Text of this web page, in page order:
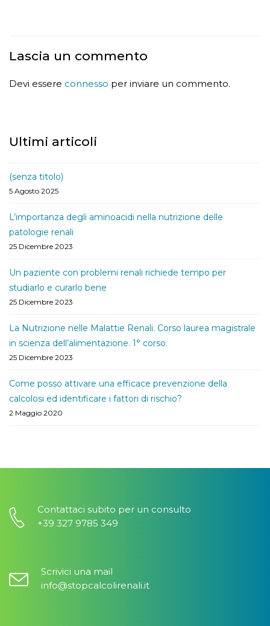
Lascia un commento
Devi essere connesso per inviare un commento.
Ultimi articoli
(senza titolo)
5 Agosto 2025
L’importanza degli aminoacidi nella nutrizione delle
patologie renali
25 Dicembre 2023
Un paziente con problemi renali richiede tempo per
studiarlo e curarlo bene
25 Dicembre 2023
La Nutrizione nelle Malattie Renali. Corso laurea magistrale
in scienza dell’alimentazione. 1° corso.
25 Dicembre 2023
Come posso attivare una efficace prevenzione della
calcolosi ed identificare i fattori di rischio?
2 Maggio 2020
Contattaci subito per un consulto
+39 327 9785 349
Scrivici una mail
info@stopcalcolirenali.it